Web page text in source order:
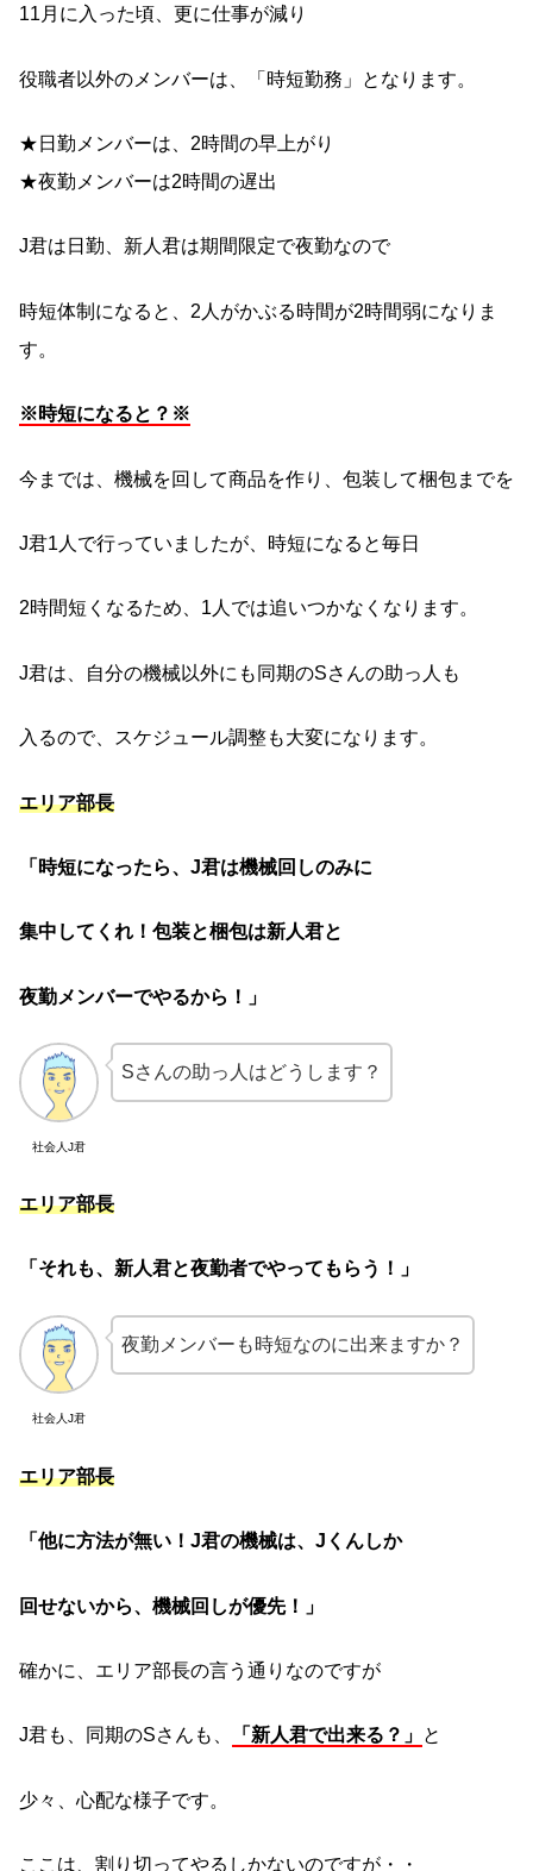
11月に入った頃、更に仕事が減り
役職者以外のメンバーは、「時短勤務」となります。
★日勤メンバーは、2時間の早上がり
★夜勤メンバーは2時間の遅出
J君は日勤、新人君は期間限定で夜勤なので
時短体制になると、2人がかぶる時間が2時間弱になりま
す。
※時短になると？※
今までは、機械を回して商品を作り、包装して梱包までを
J君1人で行っていましたが、時短になると毎日
2時間短くなるため、1人では追いつかなくなります。
J君は、自分の機械以外にも同期のSさんの助っ人も
入るので、スケジュール調整も大変になります。
エリア部長
「時短になったら、J君は機械回しのみに
集中してくれ！包装と梱包は新人君と
夜勤メンバーでやるから！」
社会人J君
Sさんの助っ人はどうします？
エリア部長
「それも、新人君と夜勤者でやってもらう！」
社会人J君
夜勤メンバーも時短なのに出来ますか？
エリア部長
「他に方法が無い！J君の機械は、Jくんしか
回せないから、機械回しが優先！」
確かに、エリア部長の言う通りなのですが
J君も、同期のSさんも、 「新人君で出来る？」 と
少々、心配な様子です。
ここは、割り切ってやるしかないのですが・・